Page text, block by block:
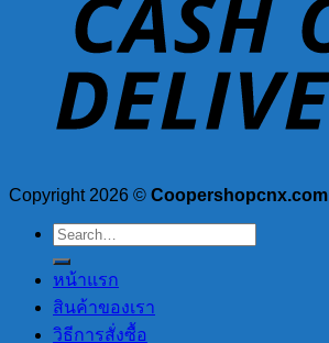
Copyright 2026 © Coopershopcnx.com
Search
for:
หน้าแรก
สินค้าของเรา
วิธีการสั่งซื้อ